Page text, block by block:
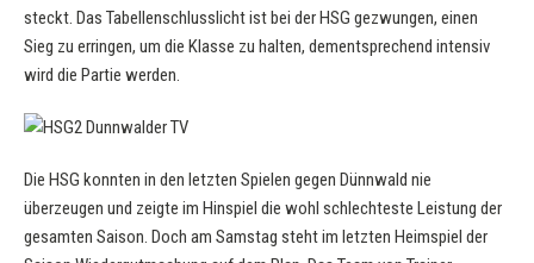
steckt. Das Tabellenschlusslicht ist bei der HSG gezwungen, einen
Sieg zu erringen, um die Klasse zu halten, dementsprechend intensiv
wird die Partie werden.
Die HSG konnten in den letzten Spielen gegen Dünnwald nie
überzeugen und zeigte im Hinspiel die wohl schlechteste Leistung der
gesamten Saison. Doch am Samstag steht im letzten Heimspiel der